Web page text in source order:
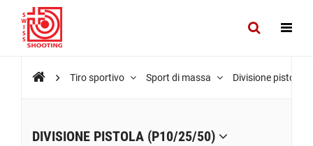
Tiro sportivo Sport di massa Divisione pistola
DIVISIONE PISTOLA (P10/25/50)